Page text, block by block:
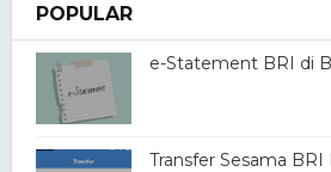
POPULAR
e-Statement BRI di
Transfer Sesama BRI